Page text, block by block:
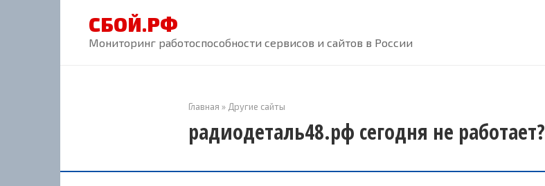
СБОЙ.РФ
Мониторинг работоспособности сервисов и сайтов в России
Главная » Другие сайты
радиодеталь48.рф сегодня не работает?